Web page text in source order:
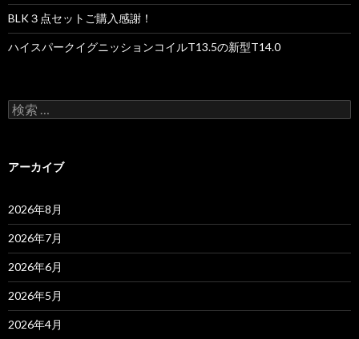
BLK３点セットご購入感謝！
ハイスパークイグニッションコイルT13.5の新型T14.0
検
索
アーカイブ
2026年8月
2026年7月
2026年6月
2026年5月
2026年4月